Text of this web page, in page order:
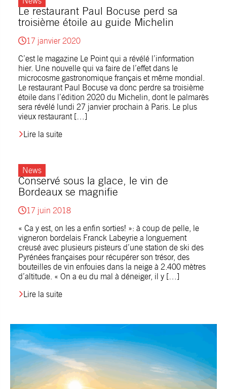
Le restaurant Paul Bocuse perd sa
troisième étoile au guide Michelin
17 janvier 2020
C’est le magazine Le Point qui a révélé l’information
hier. Une nouvelle qui va faire de l’effet dans le
microcosme gastronomique français et même mondial.
Le restaurant Paul Bocuse va donc perdre sa troisième
étoile dans l’édition 2020 du Michelin, dont le palmarès
sera révélé lundi 27 janvier prochain à Paris. Le plus
vieux restaurant […]
Lire la suite
Conservé sous la glace, le vin de
Bordeaux se magnifie
News
17 juin 2018
« Ca y est, on les a enfin sorties! »: à coup de pelle, le
vigneron bordelais Franck Labeyrie a longuement
creusé avec plusieurs pisteurs d’une station de ski des
Pyrénées françaises pour récupérer son trésor, des
bouteilles de vin enfouies dans la neige à 2.400 mètres
d’altitude. « On a eu du mal à déneiger, il y […]
Lire la suite